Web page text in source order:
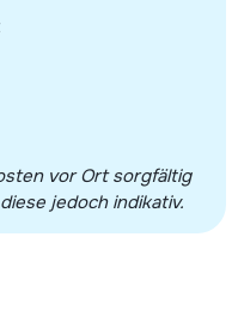
vor Ort sorgfältig
jedoch indikativ.